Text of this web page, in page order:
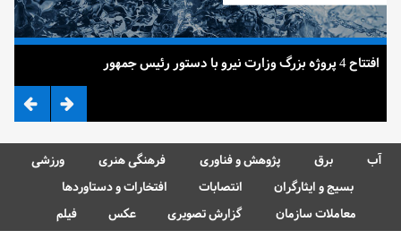
افتتاح 4 پروژه بزرگ وزارت نیرو با دستور رئیس جمهور
آب برق پژوهش و فناوری فرهنگی هنری
ورزشی
بسیج و ایثارگران
انتصابات
افتخارات و دستاوردها
معاملات سازمان
گزارش تصویری عکس فیلم